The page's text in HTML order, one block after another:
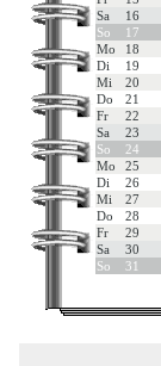
Sa
16
So
17
Mo
18
Di
19
Mi
20
Do
21
Fr
22
Sa
23
So
24
Mo
25
Di
26
Mi
27
Do
28
Fr
29
Sa
30
So
31